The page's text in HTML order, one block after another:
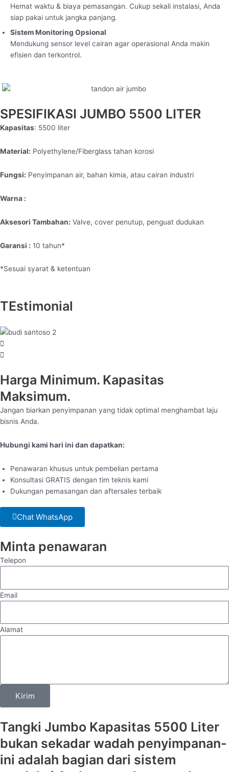
Hemat waktu & biaya pemasangan. Cukup sekali instalasi, Anda
siap pakai untuk jangka panjang.
Sistem Monitoring Opsional
Mendukung sensor level cairan agar operasional Anda makin
efisien dan terkontrol.
SPESIFIKASI JUMBO 5500 LITER
Kapasitas: 5500 liter
Material: Polyethylene/Fiberglass tahan korosi
Fungsi: Penyimpanan air, bahan kimia, atau cairan industri
Warna :
Aksesori Tambahan: Valve, cover penutup, penguat dudukan
Garansi : 10 tahun*
*Sesuai syarat & ketentuan
TEstimonial
Harga Minimum. Kapasitas
Maksimum.
Jangan biarkan penyimpanan yang tidak optimal menghambat laju
bisnis Anda.
Hubungi kami hari ini dan dapatkan:
Penawaran khusus untuk pembelian pertama
Konsultasi GRATIS dengan tim teknis kami
Dukungan pemasangan dan aftersales terbaik
Chat WhatsApp
Minta penawaran
Telepon
Email
Alamat
Kirim
Tangki Jumbo Kapasitas 5500 Liter
bukan sekadar wadah penyimpanan-
ini adalah bagian dari sistem